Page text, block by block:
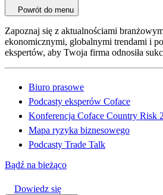
Powrót do menu
Zapoznaj się z aktualnościami
ekonomicznymi, globalnymi trendami i
ekspertów, aby Twoja firma odnosiła
Biuro prasowe
Podcasty eksperów Coface
Konferencja Coface Country Risk
Mapa ryzyka biznesowego
Podcasty Trade Talk
Bądź na bieżąco
Dowiedz się